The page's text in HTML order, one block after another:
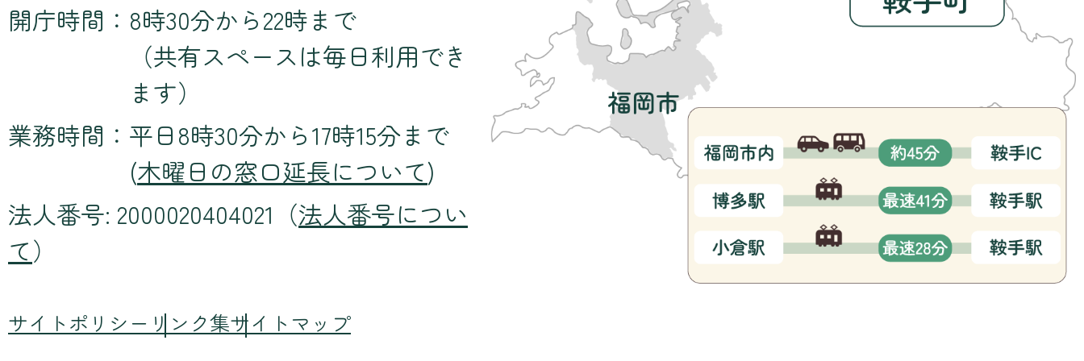
開庁時間： 8時30分から22時まで
（共有スペースは毎日利用でき
ます）
業務時間： 平日8時30分から17時15分まで
(木曜日の窓口延長について)
法人番号: 2000020404021（法人番号につい
て）
サイトポリシー リンク集サイトマップ